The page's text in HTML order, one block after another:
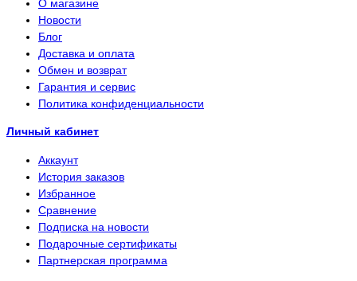
О магазине
Новости
Блог
Доставка и оплата
Обмен и возврат
Гарантия и сервис
Политика конфиденциальности
Личный кабинет
Аккаунт
История заказов
Избранное
Сравнение
Подписка на новости
Подарочные сертификаты
Партнерская программа